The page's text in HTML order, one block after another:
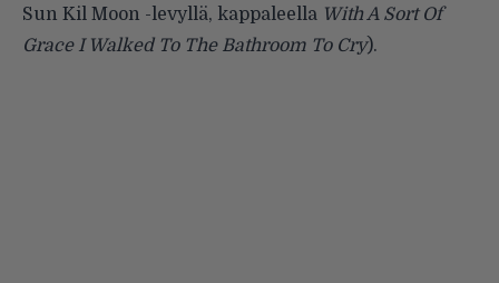
Sun Kil Moon -levyllä, kappaleella With A Sort Of
Grace I Walked To The Bathroom To Cry).